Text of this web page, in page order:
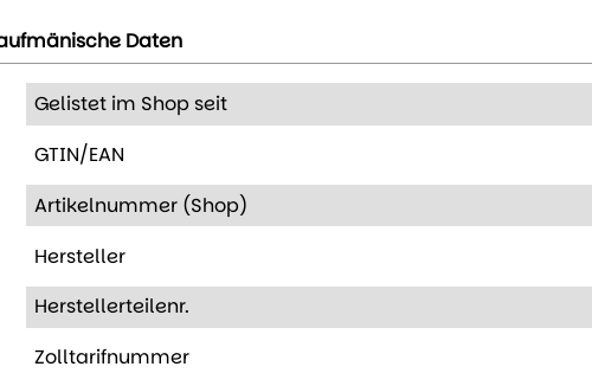
Daten
Gelistet im Shop seit
GTIN/EAN
Artikelnummer (Shop)
Hersteller
Herstellerteilenr.
Zolltarifnummer